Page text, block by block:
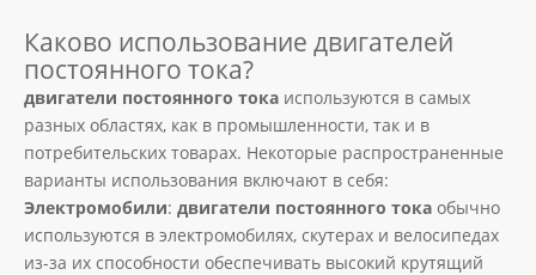
Каково использование двигателей
постоянного тока?
двигатели постоянного тока используются в самых
разных областях, как в промышленности, так и в
потребительских товарах. Некоторые распространенные
варианты использования включают в себя:
Электромобили: двигатели постоянного тока обычно
используются в электромобилях, скутерах и велосипедах
из-за их способности обеспечивать высокий крутящий